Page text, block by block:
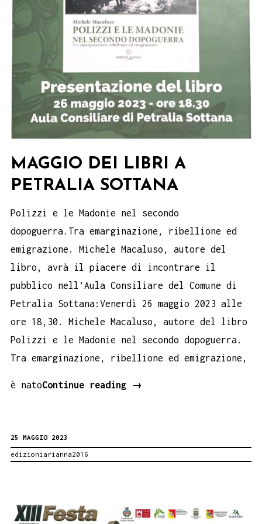
MAGGIO DEI LIBRI A
PETRALIA SOTTANA
Polizzi e le Madonie nel secondo
dopoguerra.Tra emarginazione, ribellione ed
emigrazione. Michele Macaluso, autore del
libro, avrà il piacere di incontrare il
pubblico nell’Aula Consiliare del Comune di
Petralia Sottana:Venerdì 26 maggio 2023 alle
ore 18,30. Michele Macaluso, autore del libro
Polizzi e le Madonie nel secondo dopoguerra.
Tra emarginazione, ribellione ed emigrazione,
è natoContinue reading
Maggio
→
25 MAGGIO 2023
edizioniarianna2016